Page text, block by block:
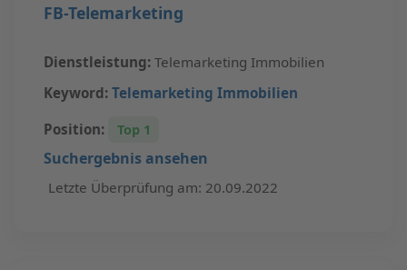
FB-Telemarketing
Dienstleistung: Telemarketing Immobilien
Keyword: Telemarketing Immobilien
Position: Top 1
Suchergebnis ansehen
Letzte Überprüfung am: 20.09.2022